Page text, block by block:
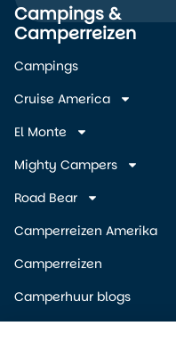
Campings &
Camperreizen
Campings
Cruise America
El Monte
Mighty Campers
Road Bear
Camperreizen Amerika
Camperreizen
Camperhuur blogs
Alternative: